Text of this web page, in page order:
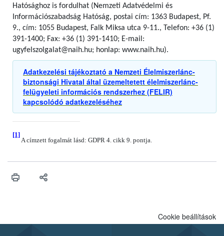
Hatósághoz is fordulhat (Nemzeti Adatvédelmi és
Információszabadság Hatóság, postai cím: 1363 Budapest, Pf.
9., cím: 1055 Budapest, Falk Miksa utca 9-11., Telefon: +36 (1)
391-1400; Fax: +36 (1) 391-1410; E-mail:
ugyfelszolgalat@naih.hu; honlap: www.naih.hu).
Adatkezelési tájékoztató a Nemzeti Élelmiszerlánc-
biztonsági Hivatal által üzemeltetett élelmiszerlánc-
felügyeleti információs rendszerhez (FELIR)
kapcsolódó adatkezeléséhez
[1]
A címzett fogalmát lásd: GDPR 4. cikk 9. pontja.
Cookie beállítások